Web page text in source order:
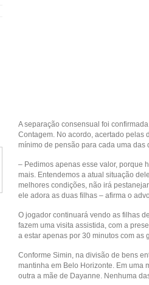
A separação consensual foi
Contagem. No acordo, acertado pelas
mínimo de pensão para cada uma das
– Pedimos apenas esse valor, porque
mais. Entendemos a atual situação
melhores condições, não irá
ele adora as duas filhas – afirma o
O jogador continuará vendo as filhas
fazem uma visita assistida, com a
a estar apenas por 30 minutos com as
Conforme Simin, na divisão de bens
mantinha em Belo Horizonte. Em uma
outra a mãe de Dayanne. Nenhuma